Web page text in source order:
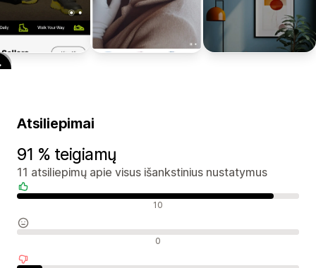
Atsiliepimai
91 % teigiamų
11 atsiliepimų apie visus išankstinius nustatymus
10
0